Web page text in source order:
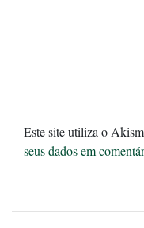
Este site utiliza o
seus dados em